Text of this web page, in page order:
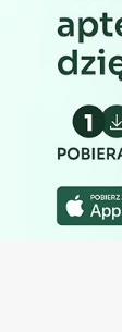
aktywnie
Cele